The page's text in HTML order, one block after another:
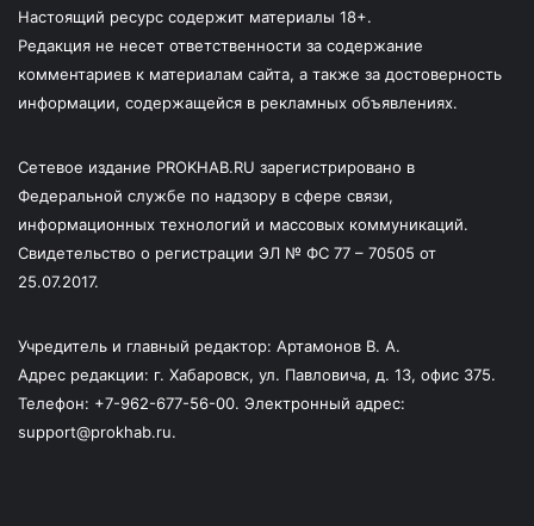
Настоящий ресурс содержит материалы 18+.
Редакция не несет ответственности за содержание
комментариев к материалам сайта, а также за достоверность
информации, содержащейся в рекламных объявлениях.
Сетевое издание PROKHAB.RU зарегистрировано в
Федеральной службе по надзору в сфере связи,
информационных технологий и массовых коммуникаций.
Свидетельство о регистрации ЭЛ № ФС 77 – 70505 от
25.07.2017.
Учредитель и главный редактор: Артамонов В. А.
Адрес редакции: г. Хабаровск, ул. Павловича, д. 13, офис 375.
Телефон: +7-962-677-56-00. Электронный адрес:
support@prokhab.ru.